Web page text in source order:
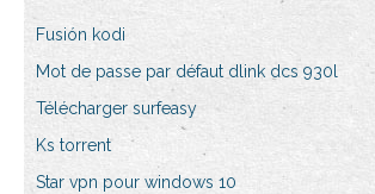
Fusión kodi
Mot de passe par défaut dlink dcs 930l
Télécharger surfeasy
Ks torrent
Star vpn pour windows 10